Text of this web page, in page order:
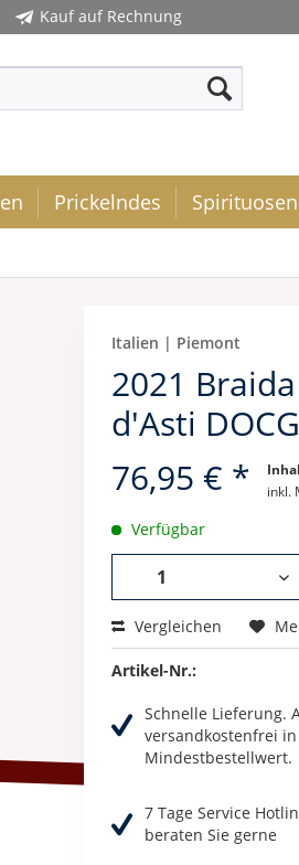
Kauf auf Rechnung
Prickelndes Spirituosen
Italien | Piemont
2021
d'Asti DOCG
76,95 € *
inkl.
Verfügbar
Vergleichen
Artikel-Nr.:
Schnelle Lieferung.
versandkostenfrei
Mindestbestellwert.
7 Tage Service
beraten Sie gerne